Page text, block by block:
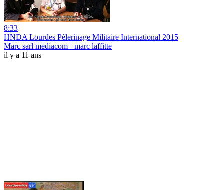
8:33
HNDA Lourdes Pèlerinage Militaire International 2015
Marc sarl mediacom+ marc laffitte
il y a 11 ans